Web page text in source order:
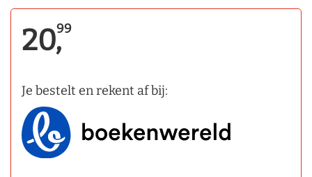
20,99
Je bestelt en rekent af bij: